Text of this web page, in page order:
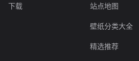
下载 站点地图
壁纸分类大全
精选推荐